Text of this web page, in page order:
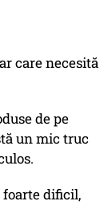
care necesită
de pe
un mic truc
foarte dificil,